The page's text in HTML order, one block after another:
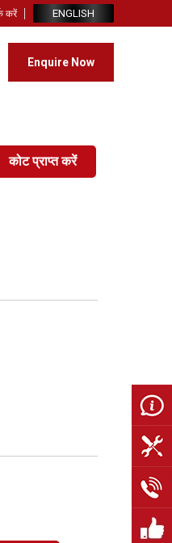
करें ENGLISH
Enquire Now
कोट प्राप्त करें